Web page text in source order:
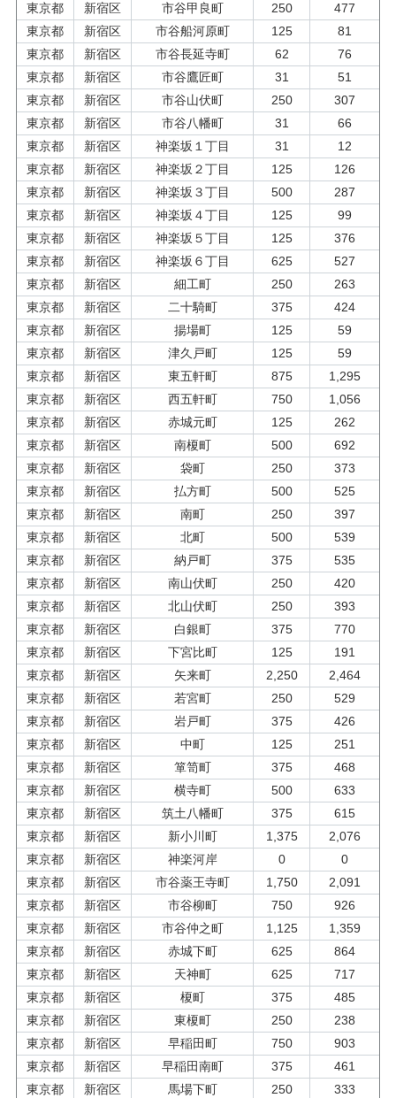
東京都
新宿区 市谷甲良町 250
477
東京都
新宿区 市谷船河原町 125
81
東京都
新宿区 市谷長延寺町 62
76
東京都
新宿区 市谷鷹匠町 31
51
東京都
新宿区 市谷山伏町 250
307
東京都
新宿区 市谷八幡町 31
66
東京都
新宿区 神楽坂１丁目 31
12
東京都
新宿区 神楽坂２丁目 125
126
東京都
新宿区 神楽坂３丁目 500
287
東京都
新宿区 神楽坂４丁目 125
99
東京都
新宿区 神楽坂５丁目 125
376
東京都
新宿区 神楽坂６丁目 625
527
東京都
新宿区 細工町 250
263
東京都
新宿区 二十騎町 375
424
東京都
新宿区 揚場町 125
59
東京都
新宿区 津久戸町 125
59
東京都
新宿区 東五軒町 875
1,295
東京都
新宿区 西五軒町 750
1,056
東京都
新宿区 赤城元町 125
262
東京都
新宿区 南榎町 500
692
東京都
新宿区 袋町 250
373
東京都
新宿区 払方町 500
525
東京都
新宿区 南町 250
397
東京都
新宿区 北町 500
539
東京都
新宿区 納戸町 375
535
東京都
新宿区 南山伏町 250
420
東京都
新宿区 北山伏町 250
393
東京都
新宿区 白銀町 375
770
東京都
新宿区 下宮比町 125
191
東京都
新宿区 矢来町 2,250
2,464
東京都
新宿区 若宮町 250
529
東京都
新宿区 岩戸町 375
426
東京都
新宿区 中町 125
251
東京都
新宿区 箪笥町 375
468
東京都
新宿区 横寺町 500
633
東京都
新宿区 筑土八幡町 375
615
東京都
新宿区 新小川町 1,375
2,076
東京都
新宿区 神楽河岸 0
0
東京都
新宿区 市谷薬王寺町 1,750
2,091
東京都
新宿区 市谷柳町 750
926
東京都
新宿区 市谷仲之町 1,125
1,359
東京都
新宿区 赤城下町 625
864
東京都
新宿区 天神町 625
717
東京都
新宿区 榎町 375
485
東京都
新宿区 東榎町 250
238
東京都
新宿区 早稲田町 750
903
東京都
新宿区 早稲田南町 375
461
東京都
新宿区 馬場下町 250
333